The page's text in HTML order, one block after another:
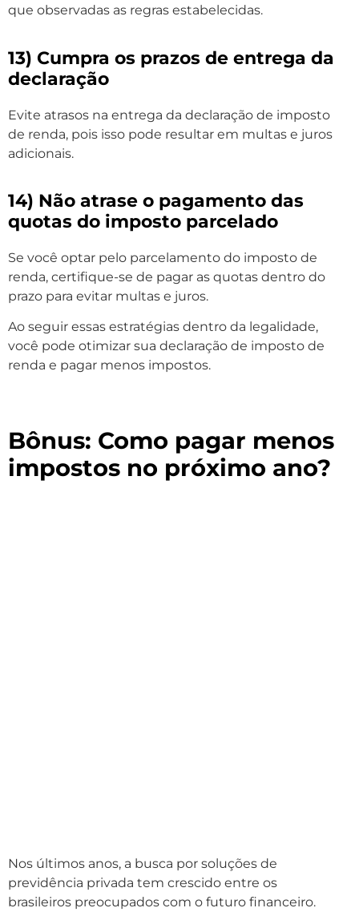
que observadas as regras estabelecidas.
13) Cumpra os prazos de entrega da
declaração
Evite atrasos na entrega da declaração de imposto
de renda, pois isso pode resultar em multas e juros
adicionais.
14) Não atrase o pagamento das
quotas do imposto parcelado
Se você optar pelo parcelamento do imposto de
renda, certifique-se de pagar as quotas dentro do
prazo para evitar multas e juros.
Ao seguir essas estratégias dentro da legalidade,
você pode otimizar sua declaração de imposto de
renda e pagar menos impostos.
Bônus: Como pagar menos
impostos no próximo ano?
Nos últimos anos, a busca por soluções de
previdência privada tem crescido entre os
brasileiros preocupados com o futuro financeiro.